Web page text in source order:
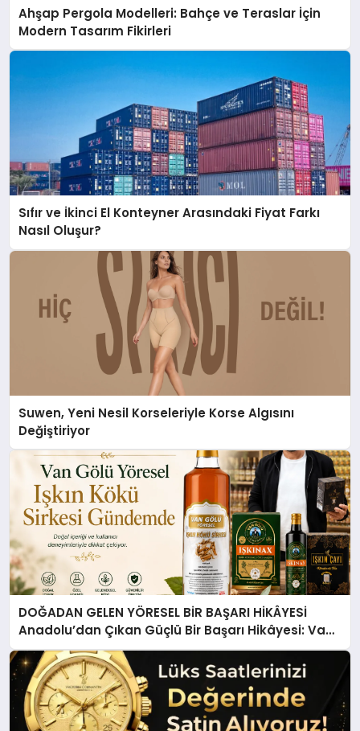
Ahşap Pergola Modelleri: Bahçe ve Teraslar İçin
Modern Tasarım Fikirleri
Sıfır ve İkinci El Konteyner Arasındaki Fiyat Farkı
Nasıl Oluşur?
Suwen, Yeni Nesil Korseleriyle Korse Algısını
Değiştiriyor
DOĞADAN GELEN YÖRESEL BİR BAŞARI HİKÂYESİ
Anadolu’dan Çıkan Güçlü Bir Başarı Hikâyesi: Van
Gölü Yöresel Işkın Kökü Sirkesi